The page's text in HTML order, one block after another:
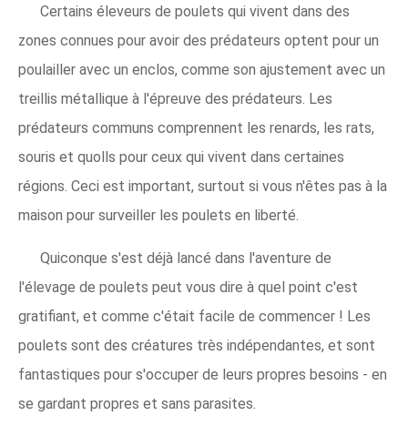
Certains éleveurs de poulets qui vivent dans des
zones connues pour avoir des prédateurs optent pour un
poulailler avec un enclos, comme son ajustement avec un
treillis métallique à l'épreuve des prédateurs. Les
prédateurs communs comprennent les renards, les rats,
souris et quolls pour ceux qui vivent dans certaines
régions. Ceci est important, surtout si vous n'êtes pas à la
maison pour surveiller les poulets en liberté.
Quiconque s'est déjà lancé dans l'aventure de
l'élevage de poulets peut vous dire à quel point c'est
gratifiant, et comme c'était facile de commencer ! Les
poulets sont des créatures très indépendantes, et sont
fantastiques pour s'occuper de leurs propres besoins - en
se gardant propres et sans parasites.